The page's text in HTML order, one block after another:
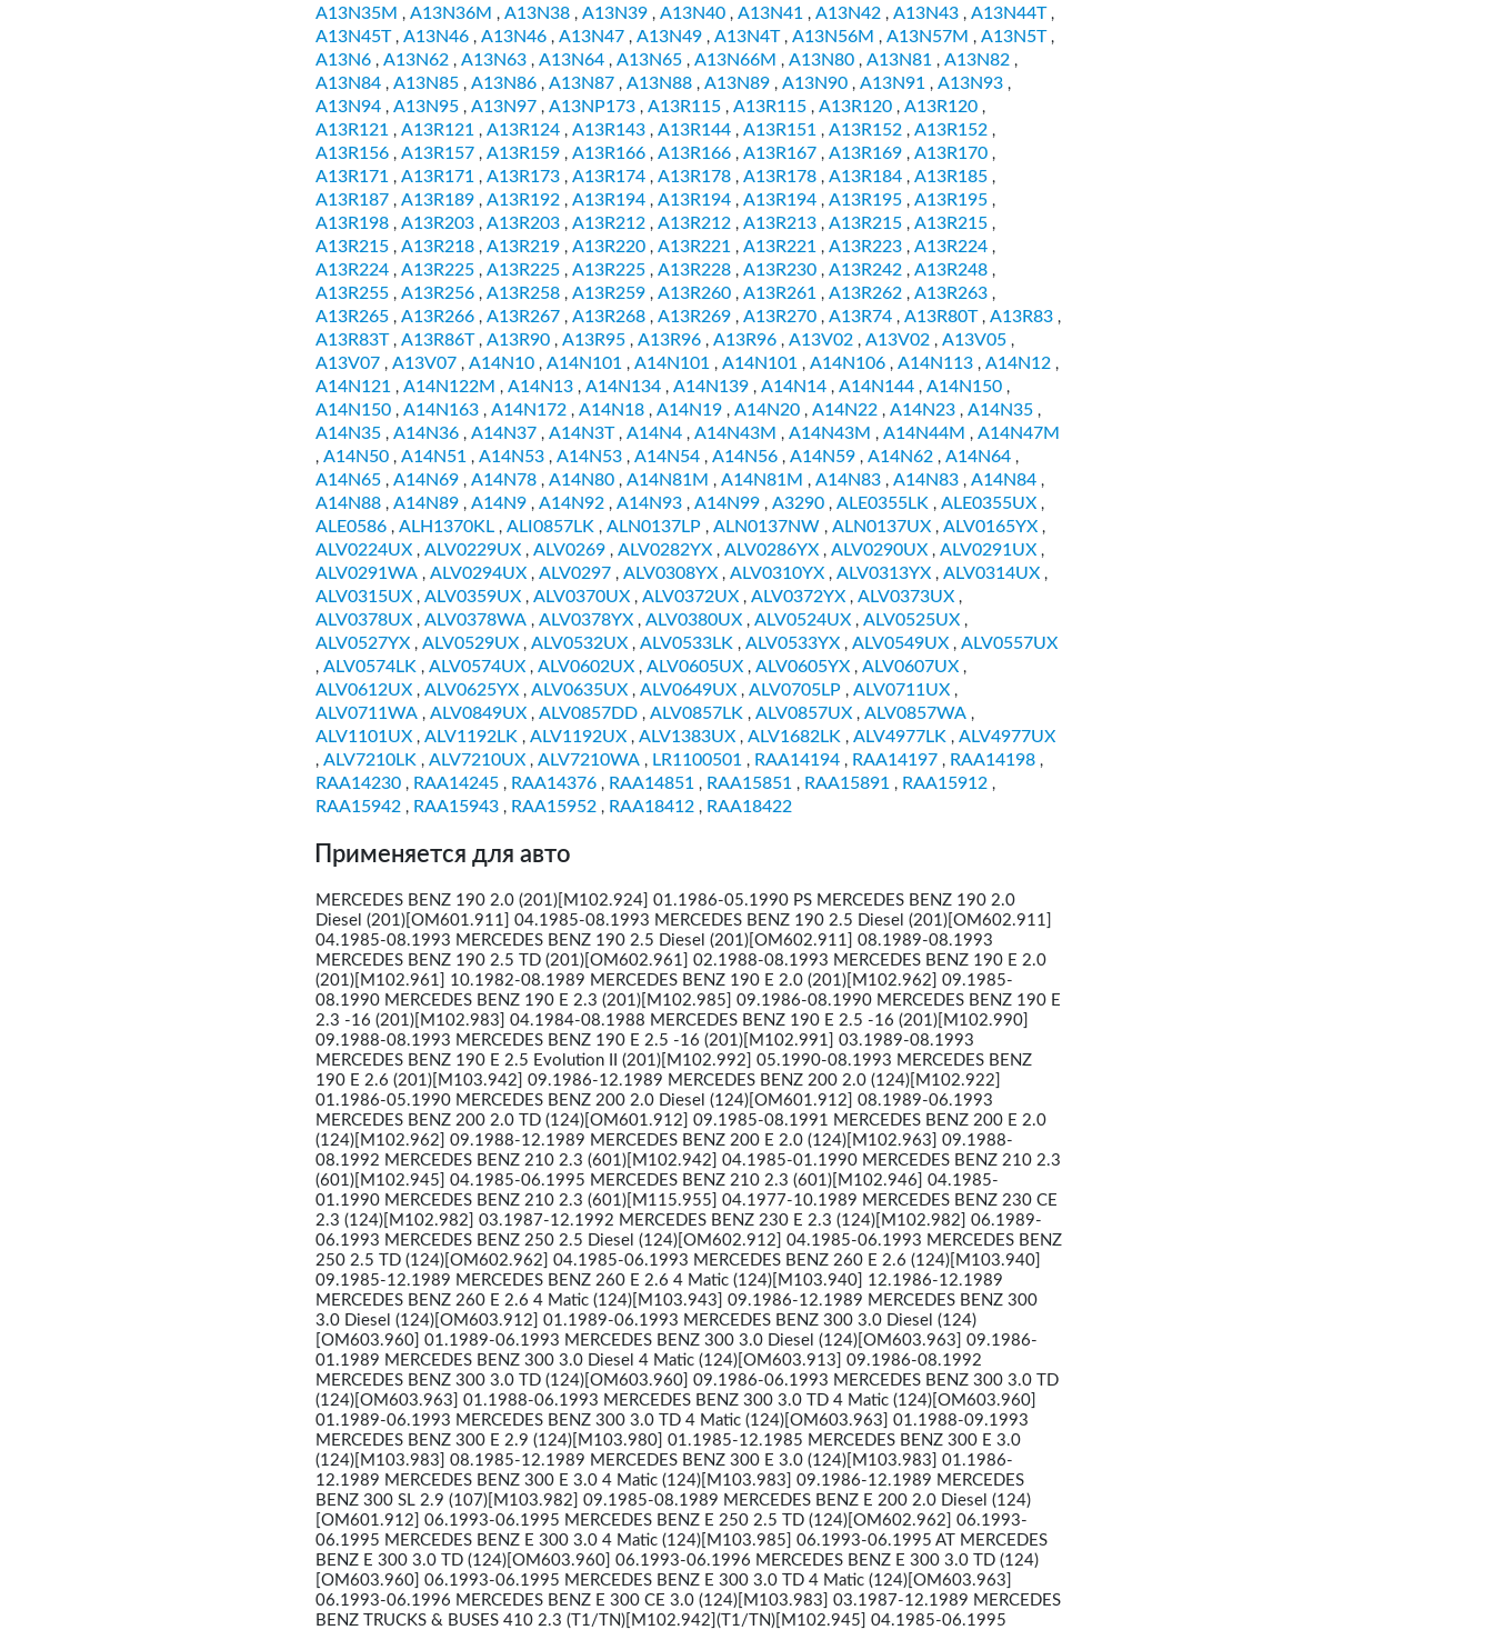
A13N35M , A13N36M , A13N38 , A13N39 , A13N40 , A13N41 , A13N42 , A13N43 , A13N44T ,
A13N45T , A13N46 , A13N46 , A13N47 , A13N49 , A13N4T , A13N56M , A13N57M , A13N5T ,
A13N6 , A13N62 , A13N63 , A13N64 , A13N65 , A13N66M , A13N80 , A13N81 , A13N82 ,
A13N84 , A13N85 , A13N86 , A13N87 , A13N88 , A13N89 , A13N90 , A13N91 , A13N93 ,
A13N94 , A13N95 , A13N97 , A13NP173 , A13R115 , A13R115 , A13R120 , A13R120 ,
A13R121 , A13R121 , A13R124 , A13R143 , A13R144 , A13R151 , A13R152 , A13R152 ,
A13R156 , A13R157 , A13R159 , A13R166 , A13R166 , A13R167 , A13R169 , A13R170 ,
A13R171 , A13R171 , A13R173 , A13R174 , A13R178 , A13R178 , A13R184 , A13R185 ,
A13R187 , A13R189 , A13R192 , A13R194 , A13R194 , A13R194 , A13R195 , A13R195 ,
A13R198 , A13R203 , A13R203 , A13R212 , A13R212 , A13R213 , A13R215 , A13R215 ,
A13R215 , A13R218 , A13R219 , A13R220 , A13R221 , A13R221 , A13R223 , A13R224 ,
A13R224 , A13R225 , A13R225 , A13R225 , A13R228 , A13R230 , A13R242 , A13R248 ,
A13R255 , A13R256 , A13R258 , A13R259 , A13R260 , A13R261 , A13R262 , A13R263 ,
A13R265 , A13R266 , A13R267 , A13R268 , A13R269 , A13R270 , A13R74 , A13R80T , A13R83 ,
A13R83T , A13R86T , A13R90 , A13R95 , A13R96 , A13R96 , A13V02 , A13V02 , A13V05 ,
A13V07 , A13V07 , A14N10 , A14N101 , A14N101 , A14N101 , A14N106 , A14N113 , A14N12 ,
A14N121 , A14N122M , A14N13 , A14N134 , A14N139 , A14N14 , A14N144 , A14N150 ,
A14N150 , A14N163 , A14N172 , A14N18 , A14N19 , A14N20 , A14N22 , A14N23 , A14N35 ,
A14N35 , A14N36 , A14N37 , A14N3T , A14N4 , A14N43M , A14N43M , A14N44M , A14N47M
, A14N50 , A14N51 , A14N53 , A14N53 , A14N54 , A14N56 , A14N59 , A14N62 , A14N64 ,
A14N65 , A14N69 , A14N78 , A14N80 , A14N81M , A14N81M , A14N83 , A14N83 , A14N84 ,
A14N88 , A14N89 , A14N9 , A14N92 , A14N93 , A14N99 , A3290 , ALE0355LK , ALE0355UX ,
ALE0586 , ALH1370KL , ALI0857LK , ALN0137LP , ALN0137NW , ALN0137UX , ALV0165YX ,
ALV0224UX , ALV0229UX , ALV0269 , ALV0282YX , ALV0286YX , ALV0290UX , ALV0291UX ,
ALV0291WA , ALV0294UX , ALV0297 , ALV0308YX , ALV0310YX , ALV0313YX , ALV0314UX ,
ALV0315UX , ALV0359UX , ALV0370UX , ALV0372UX , ALV0372YX , ALV0373UX ,
ALV0378UX , ALV0378WA , ALV0378YX , ALV0380UX , ALV0524UX , ALV0525UX ,
ALV0527YX , ALV0529UX , ALV0532UX , ALV0533LK , ALV0533YX , ALV0549UX , ALV0557UX
, ALV0574LK , ALV0574UX , ALV0602UX , ALV0605UX , ALV0605YX , ALV0607UX ,
ALV0612UX , ALV0625YX , ALV0635UX , ALV0649UX , ALV0705LP , ALV0711UX ,
ALV0711WA , ALV0849UX , ALV0857DD , ALV0857LK , ALV0857UX , ALV0857WA ,
ALV1101UX , ALV1192LK , ALV1192UX , ALV1383UX , ALV1682LK , ALV4977LK , ALV4977UX
, ALV7210LK , ALV7210UX , ALV7210WA , LR1100501 , RAA14194 , RAA14197 , RAA14198 ,
RAA14230 , RAA14245 , RAA14376 , RAA14851 , RAA15851 , RAA15891 , RAA15912 ,
RAA15942 , RAA15943 , RAA15952 , RAA18412 , RAA18422
Применяется для авто
MERCEDES BENZ 190 2.0 (201)[M102.924] 01.1986-05.1990 PS MERCEDES BENZ 190 2.0
Diesel (201)[OM601.911] 04.1985-08.1993 MERCEDES BENZ 190 2.5 Diesel (201)[OM602.911]
04.1985-08.1993 MERCEDES BENZ 190 2.5 Diesel (201)[OM602.911] 08.1989-08.1993
MERCEDES BENZ 190 2.5 TD (201)[OM602.961] 02.1988-08.1993 MERCEDES BENZ 190 E 2.0
(201)[M102.961] 10.1982-08.1989 MERCEDES BENZ 190 E 2.0 (201)[M102.962] 09.1985-
08.1990 MERCEDES BENZ 190 E 2.3 (201)[M102.985] 09.1986-08.1990 MERCEDES BENZ 190 E
2.3 -16 (201)[M102.983] 04.1984-08.1988 MERCEDES BENZ 190 E 2.5 -16 (201)[M102.990]
09.1988-08.1993 MERCEDES BENZ 190 E 2.5 -16 (201)[M102.991] 03.1989-08.1993
MERCEDES BENZ 190 E 2.5 Evolution II (201)[M102.992] 05.1990-08.1993 MERCEDES BENZ
190 E 2.6 (201)[M103.942] 09.1986-12.1989 MERCEDES BENZ 200 2.0 (124)[M102.922]
01.1986-05.1990 MERCEDES BENZ 200 2.0 Diesel (124)[OM601.912] 08.1989-06.1993
MERCEDES BENZ 200 2.0 TD (124)[OM601.912] 09.1985-08.1991 MERCEDES BENZ 200 E 2.0
(124)[M102.962] 09.1988-12.1989 MERCEDES BENZ 200 E 2.0 (124)[M102.963] 09.1988-
08.1992 MERCEDES BENZ 210 2.3 (601)[M102.942] 04.1985-01.1990 MERCEDES BENZ 210 2.3
(601)[M102.945] 04.1985-06.1995 MERCEDES BENZ 210 2.3 (601)[M102.946] 04.1985-
01.1990 MERCEDES BENZ 210 2.3 (601)[M115.955] 04.1977-10.1989 MERCEDES BENZ 230 CE
2.3 (124)[M102.982] 03.1987-12.1992 MERCEDES BENZ 230 E 2.3 (124)[M102.982] 06.1989-
06.1993 MERCEDES BENZ 250 2.5 Diesel (124)[OM602.912] 04.1985-06.1993 MERCEDES BENZ
250 2.5 TD (124)[OM602.962] 04.1985-06.1993 MERCEDES BENZ 260 E 2.6 (124)[M103.940]
09.1985-12.1989 MERCEDES BENZ 260 E 2.6 4 Matic (124)[M103.940] 12.1986-12.1989
MERCEDES BENZ 260 E 2.6 4 Matic (124)[M103.943] 09.1986-12.1989 MERCEDES BENZ 300
3.0 Diesel (124)[OM603.912] 01.1989-06.1993 MERCEDES BENZ 300 3.0 Diesel (124)
[OM603.960] 01.1989-06.1993 MERCEDES BENZ 300 3.0 Diesel (124)[OM603.963] 09.1986-
01.1989 MERCEDES BENZ 300 3.0 Diesel 4 Matic (124)[OM603.913] 09.1986-08.1992
MERCEDES BENZ 300 3.0 TD (124)[OM603.960] 09.1986-06.1993 MERCEDES BENZ 300 3.0 TD
(124)[OM603.963] 01.1988-06.1993 MERCEDES BENZ 300 3.0 TD 4 Matic (124)[OM603.960]
01.1989-06.1993 MERCEDES BENZ 300 3.0 TD 4 Matic (124)[OM603.963] 01.1988-09.1993
MERCEDES BENZ 300 E 2.9 (124)[M103.980] 01.1985-12.1985 MERCEDES BENZ 300 E 3.0
(124)[M103.983] 08.1985-12.1989 MERCEDES BENZ 300 E 3.0 (124)[M103.983] 01.1986-
12.1989 MERCEDES BENZ 300 E 3.0 4 Matic (124)[M103.983] 09.1986-12.1989 MERCEDES
BENZ 300 SL 2.9 (107)[M103.982] 09.1985-08.1989 MERCEDES BENZ E 200 2.0 Diesel (124)
[OM601.912] 06.1993-06.1995 MERCEDES BENZ E 250 2.5 TD (124)[OM602.962] 06.1993-
06.1995 MERCEDES BENZ E 300 3.0 4 Matic (124)[M103.985] 06.1993-06.1995 AT MERCEDES
BENZ E 300 3.0 TD (124)[OM603.960] 06.1993-06.1996 MERCEDES BENZ E 300 3.0 TD (124)
[OM603.960] 06.1993-06.1995 MERCEDES BENZ E 300 3.0 TD 4 Matic (124)[OM603.963]
06.1993-06.1996 MERCEDES BENZ E 300 CE 3.0 (124)[M103.983] 03.1987-12.1989 MERCEDES
BENZ TRUCKS & BUSES 410 2.3 (T1/TN)[M102.942](T1/TN)[M102.945] 04.1985-06.1995